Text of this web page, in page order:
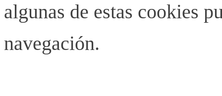
algunas de estas cookies
navegación.